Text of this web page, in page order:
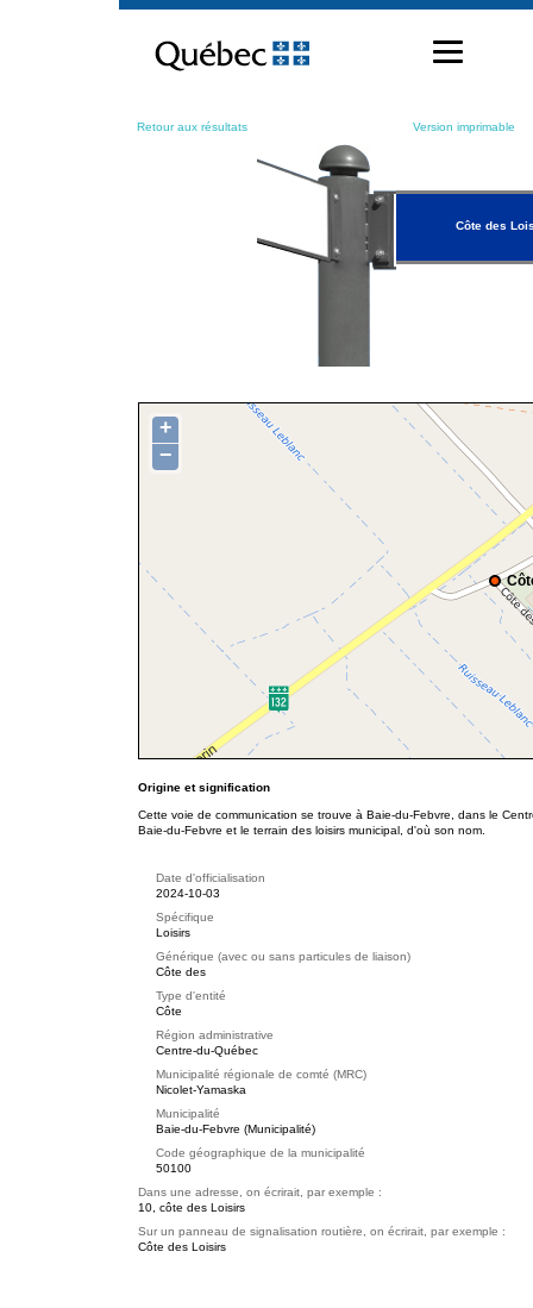
contenu
Retour aux résultats Version imprimable
Côte des
+
−
Origine et signification
Cette voie de communication se trouve à Baie-du-Febvre, dans le
Baie-du-Febvre et le terrain des loisirs municipal, d'où son nom.
Date d'officialisation
2024-10-03
Spécifique
Loisirs
Générique (avec ou sans particules de liaison)
Côte des
Type d'entité
Côte
Région administrative
Centre-du-Québec
Municipalité régionale de comté (MRC)
Nicolet-Yamaska
Municipalité
Baie-du-Febvre (Municipalité)
Code géographique de la municipalité
50100
Dans une adresse, on écrirait, par exemple :
10, côte des Loisirs
Sur un panneau de signalisation routière, on écrirait, par exemple :
Côte des Loisirs